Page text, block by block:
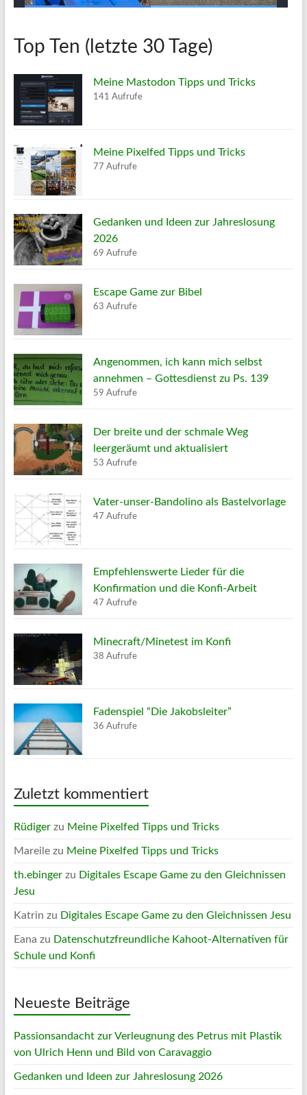
Top Ten (letzte 30 Tage)
Meine Mastodon Tipps und Tricks
141 Aufrufe
Meine Pixelfed Tipps und Tricks
77 Aufrufe
Gedanken und Ideen zur Jahreslosung
2026
69 Aufrufe
Escape Game zur Bibel
63 Aufrufe
Angenommen, ich kann mich selbst
annehmen – Gottesdienst zu Ps. 139
59 Aufrufe
Der breite und der schmale Weg
leergeräumt und aktualisiert
53 Aufrufe
Vater-unser-Bandolino als Bastelvorlage
47 Aufrufe
Empfehlenswerte Lieder für die
Konfirmation und die Konfi-Arbeit
47 Aufrufe
Minecraft/Minetest im Konfi
38 Aufrufe
Fadenspiel “Die Jakobsleiter”
36 Aufrufe
Zuletzt kommentiert
Rüdigerzu Meine Pixelfed Tipps und Tricks
Mareilezu Meine Pixelfed Tipps und Tricks
th.ebingerzu Digitales Escape Game zu den Gleichnissen
Jesu
Katrin zu Digitales Escape Game zu den Gleichnissen Jesu
Eana zu Datenschutzfreundliche Kahoot-Alternativen für
Schule und Konfi
Neueste Beiträge
Passionsandacht zur Verleugnung des Petrus mit Plastik
von Ulrich Henn und Bild von Caravaggio
Gedanken und Ideen zur Jahreslosung 2026